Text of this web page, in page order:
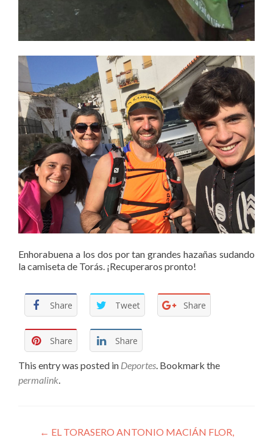
Enhorabuena a los dos por tan grandes hazañas sudando
la camiseta de Torás. ¡Recuperaros pronto!
Share Tweet Share
Share Share
This entry was posted in Deportes . Bookmark the
permalink
Navegador Publicaciones
← EL TORASERO ANTONIO MACIÁN FLOR,